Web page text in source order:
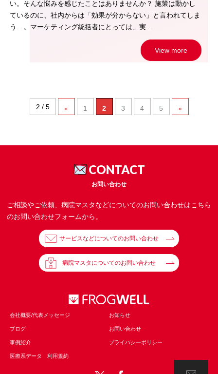
い。そんな悩みを感じたことはありませんか？ 施策は動かし
ているのに、社内からは「効果が分からない」と言われてしま
う…。マーケティング統括者にとっては、実…
View more
2 / 5 « 1 2 3 4 5 »
CONTACT
お問い合わせ
ご相談やご依頼、病院マスタなどについてのお問い合わせはこちら
のお問い合わせフォームから。
サービスなどについてのお問い合わせ
病院マスタについてのお問い合わせ
会社概要/代表メッセージ お知らせ
ブログ お問い合わせ
事例紹介 プライバシーポリシー
医療系データ 利用規約